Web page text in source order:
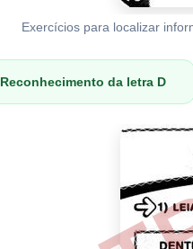
Exercícios para localizar
Reconhecimento da letra D